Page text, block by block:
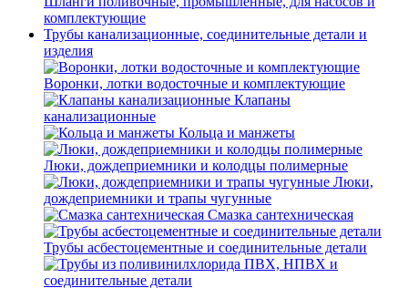
комплектующие
Трубы канализационные, соединительные детали и
изделия
Воронки, лотки водосточные и комплектующие
Клапаны
канализационные
Кольца и манжеты
Люки, дождеприемники и колодцы полимерные
Люки,
дождеприемники и трапы чугунные
Смазка сантехническая
Трубы асбестоцементные и соединительные детали